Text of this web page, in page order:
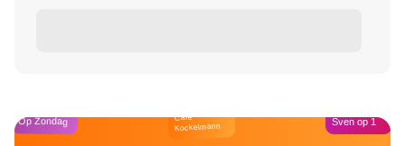
Op Zondag Café
Kockelmann Sven op 1